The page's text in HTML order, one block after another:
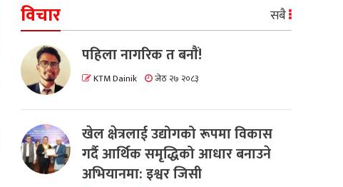
विचार सबै
पहिला नागरिक त बनाैं!
KTM Dainik जेठ २७ २०८३
खेल क्षेत्रलाई उद्योगको रूपमा विकास
गर्दै आर्थिक समृद्धिको आधार बनाउने
अभियानमा: इश्वर जिसी